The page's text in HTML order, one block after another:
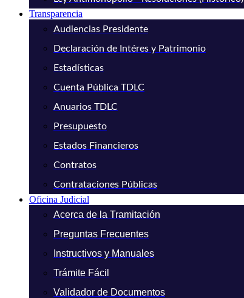
Transparencia
Audiencias Presidente
Declaración de Intéres y Patrimonio
Estadísticas
Cuenta Pública TDLC
Anuarios TDLC
Presupuesto
Estados Financieros
Contratos
Contrataciones Públicas
Oficina Judicial
Acerca de la Tramitación
Preguntas Frecuentes
Instructivos y Manuales
Trámite Fácil
Validador de Documentos